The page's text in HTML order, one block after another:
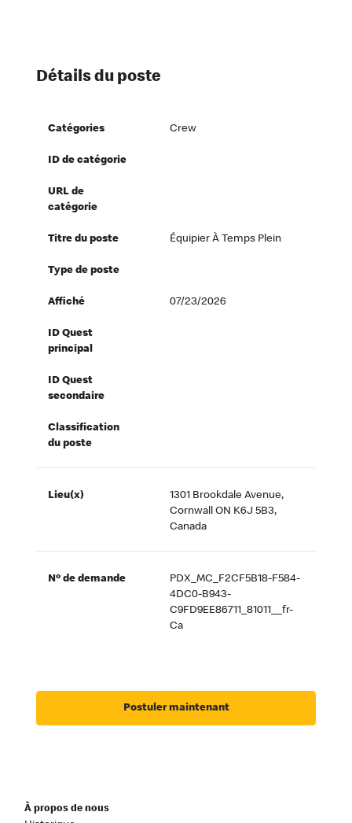
Détails du poste
Catégories Crew
ID de catégorie
URL de
catégorie
Titre du poste Équipier À Temps Plein
Type de poste
Affiché 07/23/2026
ID Quest
principal
ID Quest
secondaire
Classification
du poste
Lieu(x)
1301 Brookdale Avenue,
Cornwall ON K6J 5B3,
Canada
Nº de demande
PDX_MC_F2CF5B18-F584-
4DC0-B943-
C9FD9EE86711_81011__fr-
Ca
Postuler maintenant
À propos de nous